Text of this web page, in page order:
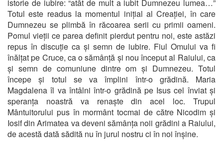
istorie de iubire: “atât de mult a iubit Dumnezeu lumea…”
Totul este readus la momentul inițial al Creației, în care
Dumnezeu se plimbă în răcoarea serii cu primii oameni.
Pomul vieții ce parea definit pierdut pentru noi, este astăzi
repus în discuție ca și semn de iubire. Fiul Omului va fi
înălțat pe Cruce, ca o sămânță și nou început al Raiului, ca
și semn de comuniune dintre om și Dumnezeu. Totul
începe și totul se va împlini într-o grădină. Maria
Magdalena îl va întâlni într-o grădină pe Isus cel înviat și
speranța noastră va renaște din acel loc. Trupul
Mântuitorului pus în mormânt tocmai de către Nicodim și
Iosif din Arimatea va deveni sămânța noii grădini a Raiului,
de acestă dată sădită nu în jurul nostru ci în noi înșine.